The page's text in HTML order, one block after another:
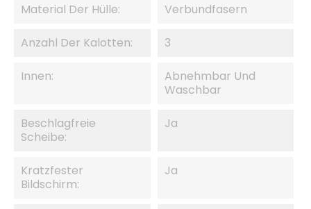
Material Der Hülle: Verbundfasern
Anzahl Der Kalotten: 3
Innen:
Abnehmbar Und
Waschbar
Beschlagfreie
Scheibe:
Ja
Kratzfester
Bildschirm:
Ja